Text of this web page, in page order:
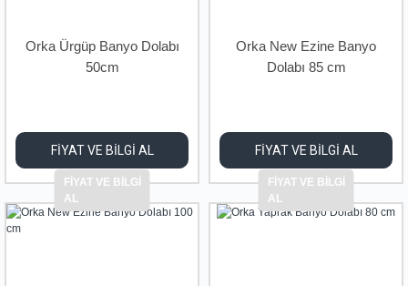
Orka Ürgüp Banyo Dolabı
50cm
FİYAT VE BİLGİ AL
FİYAT VE BİLGİ
AL
Orka New Ezine Banyo
Dolabı 85 cm
FİYAT VE BİLGİ AL
FİYAT VE BİLGİ
AL